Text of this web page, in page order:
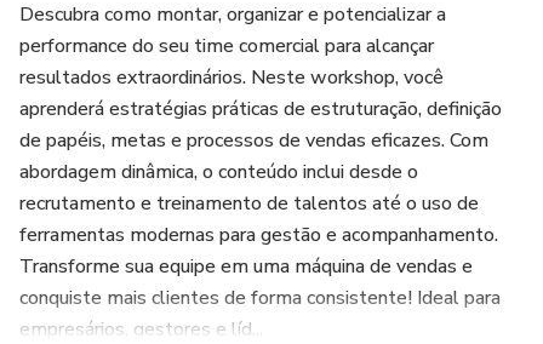
Descubra como montar, organizar e potencializar a
performance do seu time comercial para alcançar
resultados extraordinários. Neste workshop, você
aprenderá estratégias práticas de estruturação, definição
de papéis, metas e processos de vendas eficazes. Com
abordagem dinâmica, o conteúdo inclui desde o
recrutamento e treinamento de talentos até o uso de
ferramentas modernas para gestão e acompanhamento.
Transforme sua equipe em uma máquina de vendas e
conquiste mais clientes de forma consistente! Ideal para
empresários, gestores e líd...